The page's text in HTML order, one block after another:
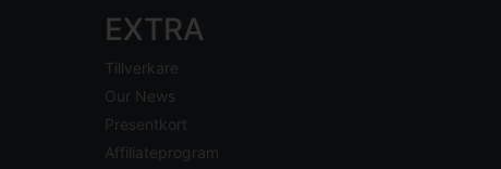
EXTRA
Tillverkare
Our News
Presentkort
Affiliateprogram